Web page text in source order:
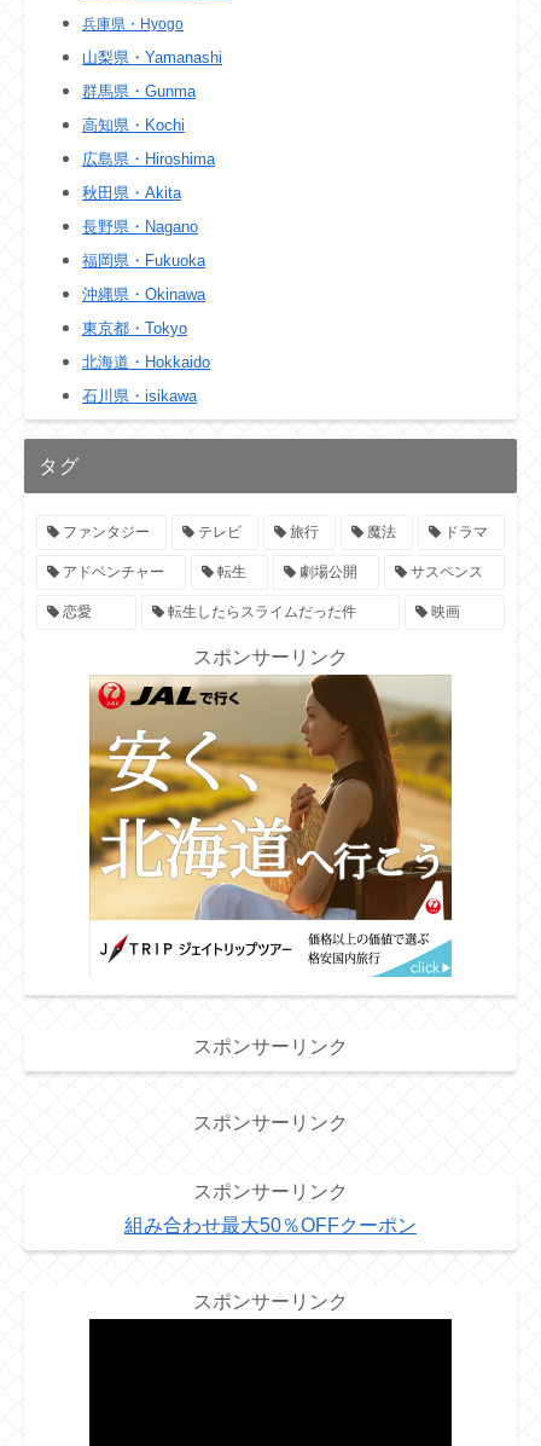
兵庫県・Hyogo
山梨県・Yamanashi
群馬県・Gunma
高知県・Kochi
広島県・Hiroshima
秋田県・Akita
長野県・Nagano
福岡県・Fukuoka
沖縄県・Okinawa
東京都・Tokyo
北海道・Hokkaido
石川県・isikawa
タグ
ファンタジー テレビ 旅行 魔法 ドラマ
アドベンチャー 転生 劇場公開 サスペンス
恋愛 転生したらスライムだった件 映画
スポンサーリンク
スポンサーリンク
スポンサーリンク
スポンサーリンク
組み合わせ最大50％OFFクーポン
スポンサーリンク